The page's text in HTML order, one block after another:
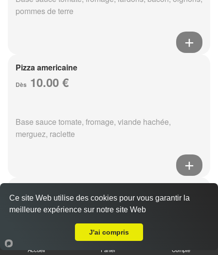
pommes de terre
Pizza americaine
Dès 10.00 €
Base sauce tomate, fromage, viande hachée,
merguez, raclette
Dès10.00 €
Base sauce tomate, fromage, viande hachée, boursin,
Accueil Panier Compte
Ce site Web utilise des cookies pour vous garantir la
meilleure expérience sur notre site Web
J'ai compris